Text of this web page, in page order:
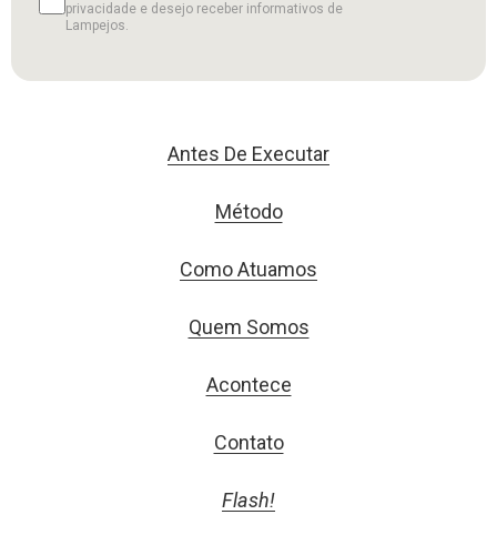
privacidade e desejo receber informativos de
Lampejos.
Antes De Executar
Método
Como Atuamos
Quem Somos
Acontece
Contato
Flash!